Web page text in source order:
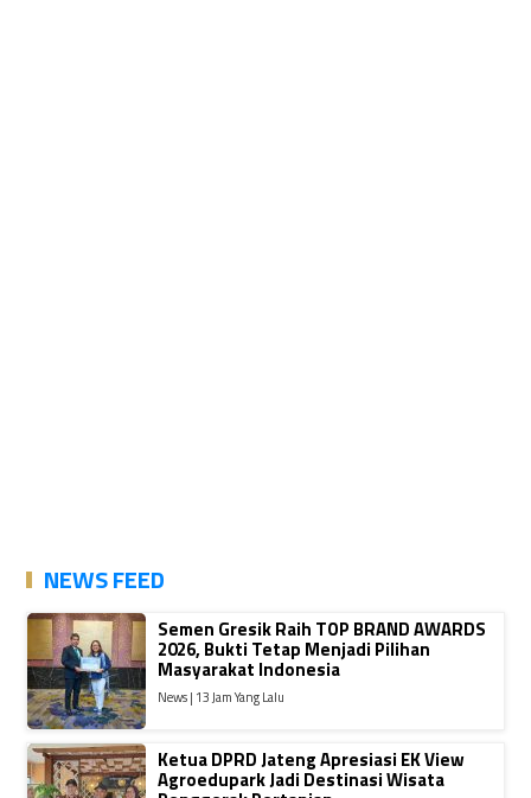
NEWS FEED
Semen Gresik Raih TOP BRAND AWARDS
2026, Bukti Tetap Menjadi Pilihan
Masyarakat Indonesia
News | 13 Jam Yang Lalu
Ketua DPRD Jateng Apresiasi EK View
Agroedupark Jadi Destinasi Wisata